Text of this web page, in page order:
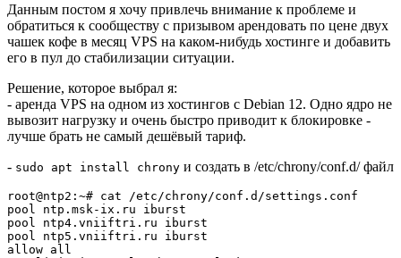
Данным постом я хочу привлечь внимание к проблеме и
обратиться к сообществу с призывом арендовать по цене двух
чашек кофе в месяц VPS на каком-нибудь хостинге и добавить
его в пул до стабилизации ситуации.
Решение, которое выбрал я:
- аренда VPS на одном из хостингов с Debian 12. Одно ядро не
вывозит нагрузку и очень быстро приводит к блокировке -
лучше брать не самый дешёвый тариф.
- sudo apt install chrony и создать в /etc/chrony/conf.d/ файл
root@ntp2:~# cat /etc/chrony/conf.d/settings.conf
pool ntp.msk-ix.ru iburst
pool ntp4.vniiftri.ru iburst
pool ntp5.vniiftri.ru iburst
allow all